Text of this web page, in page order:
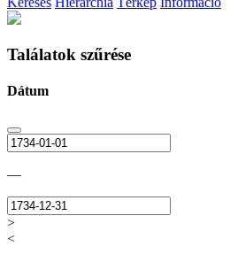
Találatok szűrése
Dátum
—
>
<